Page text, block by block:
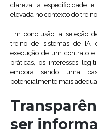
clareza, a especificidade
elevada no contexto do
Em conclusão, a seleção
treino de sistemas de IA
execução de um contrato
práticas, os interesses
embora sendo uma
potencialmente mais
ser